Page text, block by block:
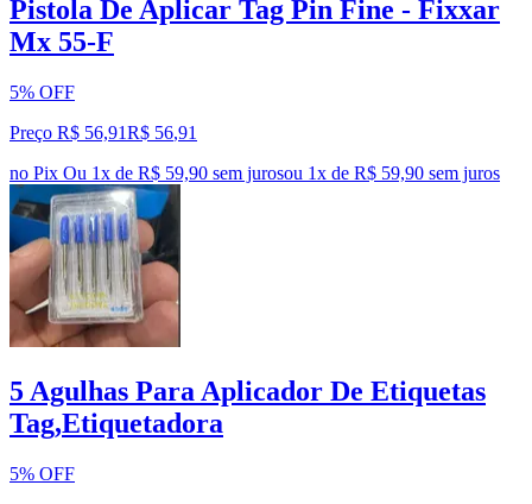
Pistola De Aplicar Tag Pin Fine - Fixxar
Mx 55-F
5% OFF
Preço R$ 56,91R$ 56,91
no Pix Ou 1x de R$ 59,90 sem jurosou 1x de R$ 59,90 sem juros
5 Agulhas Para Aplicador De Etiquetas
Tag,Etiquetadora
5% OFF